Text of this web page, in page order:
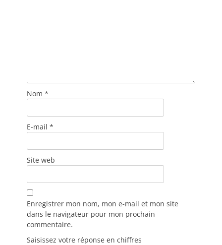
Nom *
E-mail *
Site web
Enregistrer mon nom, mon e-mail et mon site
dans le navigateur pour mon prochain
commentaire.
Saisissez votre réponse en chiffres